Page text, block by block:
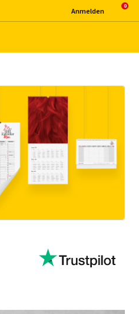
An­mel­den